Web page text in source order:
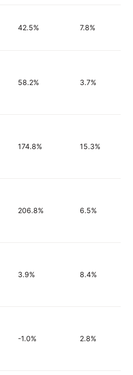
42.5% 7.8%
58.2% 3.7%
174.8% 15.3%
206.8% 6.5%
3.9% 8.4%
-1.0% 2.8%